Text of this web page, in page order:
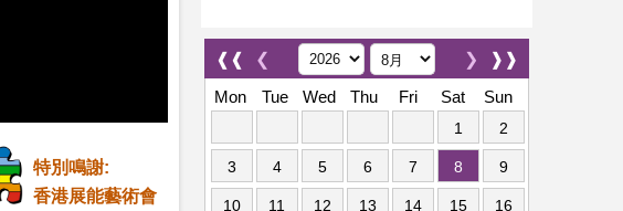
特別鳴謝:
香港展能藝術會
❰❰ ❮ ❱❱
❯
Mon
Tue Wed Thu Fri Sat Sun
1 2
3 4 5 6 7 8 9
10 11 12 13 14 15 16